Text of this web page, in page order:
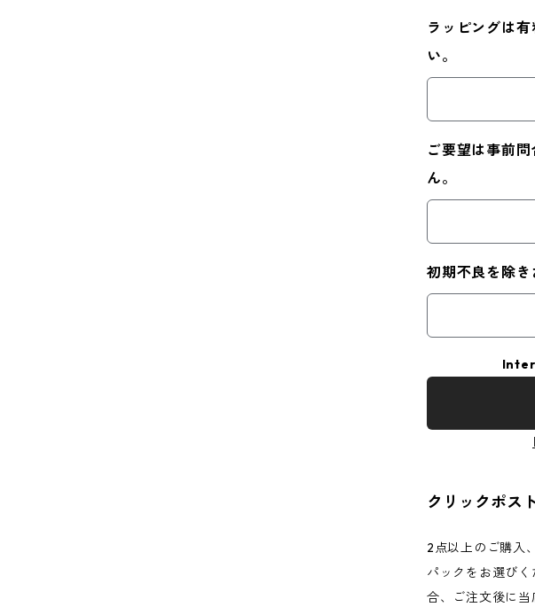
ラッピングは
い。
ご要望は事前
ん。
初期不良を除
クリックポス
2点以上のご購入
パックをお選び
合、ご注文後に